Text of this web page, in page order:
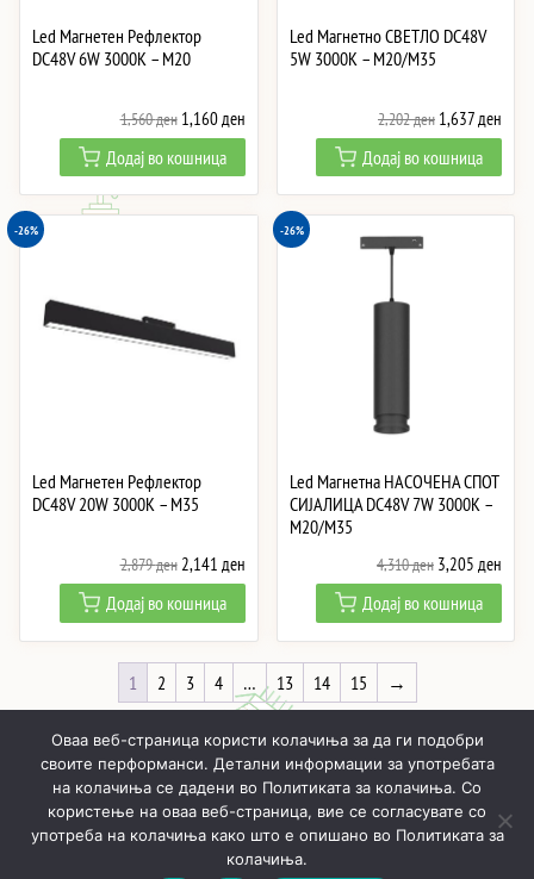
Led Магнетен Рефлектор
DC48V 6W 3000K – M20
1,560ден Original
price
was:
1,560 ден.
1,160 денCurrent
price
is:
1,160 ден.
Додај во кошница
Led Магнетно СВЕТЛО DC48V
5W 3000K – M20/M35
2,202ден Original
price
was:
2,202 ден.
1,637 ден
price
is:
Додај во кошница
-26%
Led Магнетен Рефлектор
DC48V 20W 3000K – M35
2,879ден Original
price
was:
2,879 ден.
2,141 денCurrent
price
is:
2,141 ден.
Додај во кошница
-26%
Led Магнетна НАСОЧЕНА СПОТ
СИЈАЛИЦА DC48V 7W 3000K –
M20/M35
4,310ден Original
price
was:
4,310 ден.
3,205 ден
price
is:
Додај во кошница
1 2 3 4 … 13 14 15 →
ПОЧНУВАЈЌИ ПРОИЗВОДИ МОЈ ПРОФИЛ
КОШНИЧКА
РЕАЛИЗИРАНИ ПРОЕКТИ
ЗА НАС
Оваа веб-страница користи колачиња за да ги подобри
своите перформанси. Детални информации за употребата
на колачиња се дадени во Политиката за колачиња. Со
користење на оваа веб-страница, вие се согласувате со
употреба на колачиња како што е опишано во Политиката за
колачиња.